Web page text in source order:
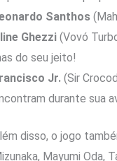
Santhos
Ghezzi(Vovó
do seu jeito!
Jr.(Sir
durante sua
disso, o jogo
Mayumi Oda,